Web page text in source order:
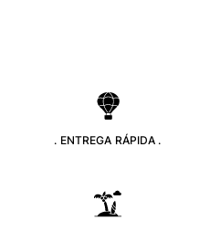
. ENTREGA RÁPIDA .